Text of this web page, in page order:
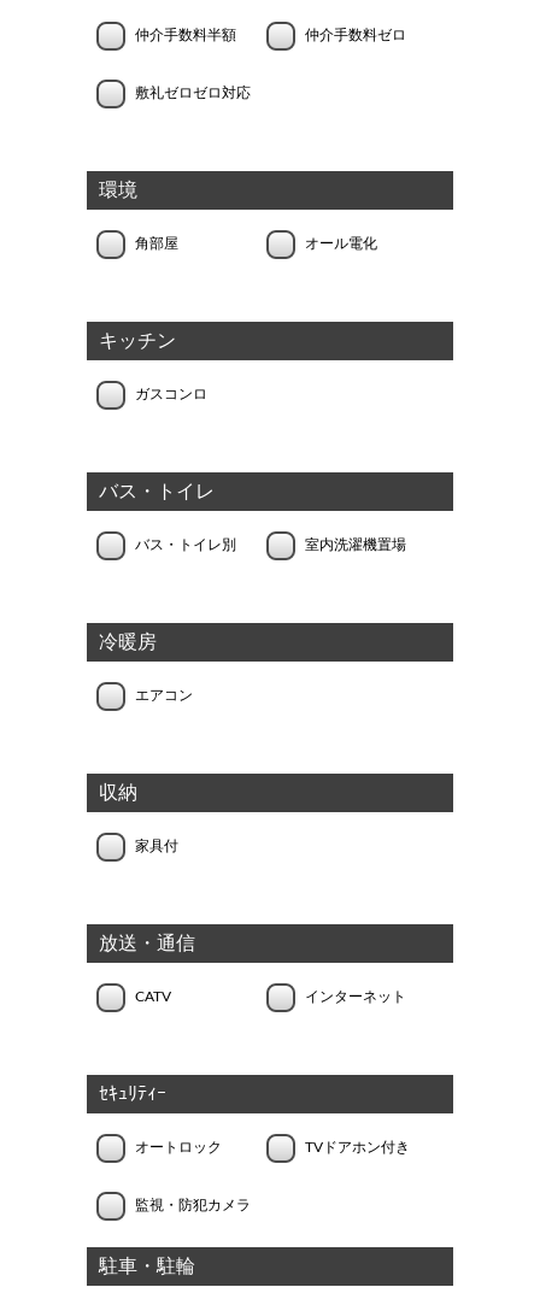
仲介手数料半額 仲介手数料ゼロ
敷礼ゼロゼロ対応
環境
角部屋 オール電化
キッチン
ガスコンロ
バス・トイレ
バス・トイレ別 室内洗濯機置場
冷暖房
エアコン
収納
家具付
放送・通信
CATV インターネット
ｾｷｭﾘﾃｨｰ
オートロック TVドアホン付き
監視・防犯カメラ
駐車・駐輪